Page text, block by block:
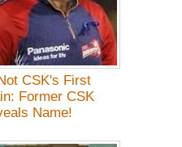
CSK's First
Former CSK
Name!